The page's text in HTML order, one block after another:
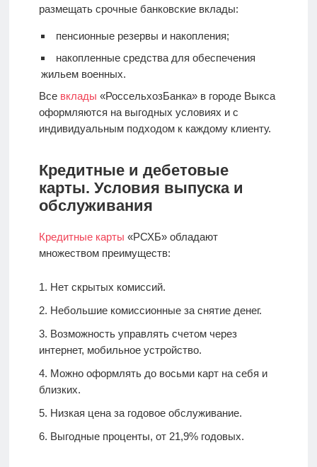
размещать срочные банковские вклады:
пенсионные резервы и накопления;
накопленные средства для обеспечения
жильем военных.
Все вклады «РоссельхозБанка» в городе Выкса
оформляются на выгодных условиях и с
индивидуальным подходом к каждому клиенту.
Кредитные и дебетовые
карты. Условия выпуска и
обслуживания
Кредитные карты «РСХБ» обладают
множеством преимуществ:
Нет скрытых комиссий.
Небольшие комиссионные за снятие денег.
Возможность управлять счетом через
интернет, мобильное устройство.
Можно оформлять до восьми карт на себя и
близких.
Низкая цена за годовое обслуживание.
Выгодные проценты, от 21,9% годовых.